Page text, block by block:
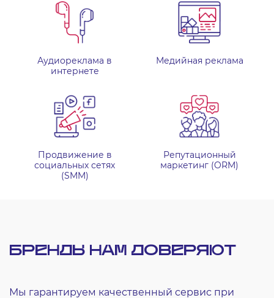
Аудиореклама в
интернете
Медийная реклама
Продвижение в
социальных сетях
(SMM)
Репутационный
маркетинг (ORM)
БРЕНДЫ НАМ ДОВЕРЯЮТ
Мы гарантируем качественный сервис при